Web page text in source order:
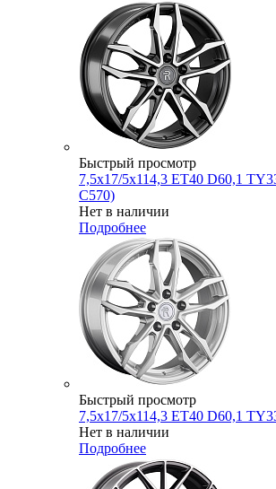
Быстрый просмотр
7,5x17/5x114,3 ET40 D60,1
C570)
Нет в наличии
Подробнее
Быстрый просмотр
7,5x17/5x114,3 ET40 D60,1
Нет в наличии
Подробнее